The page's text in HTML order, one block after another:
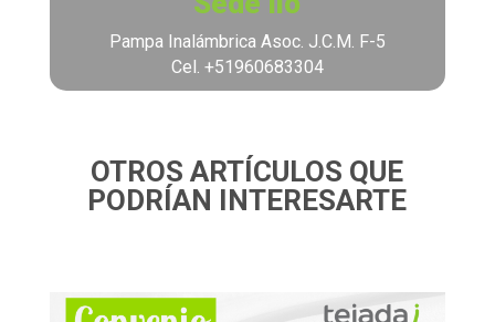
Pampa Inalámbrica Asoc. J.C.M. F-5
Cel. +51960683304
OTROS ARTÍCULOS QUE
PODRÍAN INTERESARTE